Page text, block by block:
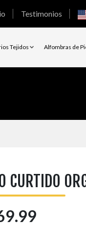
Testimonios
Tejidos Alfombras de
CURTIDO